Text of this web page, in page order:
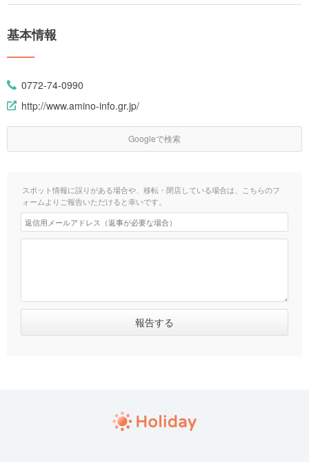
基本情報
0772-74-0990
http://www.amino-info.gr.jp/
Googleで検索
スポット情報に誤りがある場合や、移転・閉店している場合は、こちらのフ
ォームよりご報告いただけると幸いです。